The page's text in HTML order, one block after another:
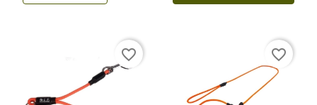
favorite_border favorite_border